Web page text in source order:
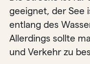
geeignet, der See
entlang des
Allerdings sollte
und Verkehr zu